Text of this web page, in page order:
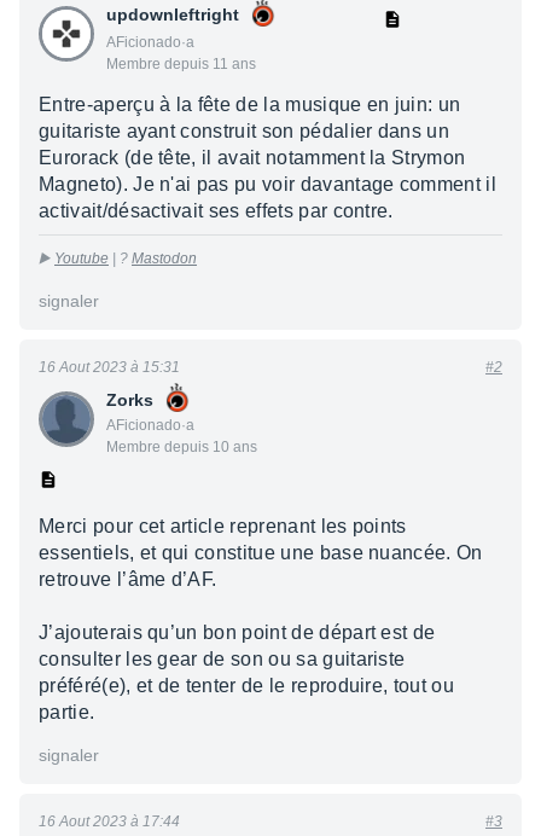
updownleftright
AFicionado·a
Membre depuis 11 ans
Entre-aperçu à la fête de la musique en juin: un
guitariste ayant construit son pédalier dans un
Eurorack (de tête, il avait notamment la Strymon
Magneto). Je n'ai pas pu voir davantage comment il
activait/désactivait ses effets par contre.
▶️ Youtube | ? Mastodon
signaler
Zorks
AFicionado·a
Membre depuis 10 ans
16 Aout 2023 à 15:31 #2
Merci pour cet article reprenant les points
essentiels, et qui constitue une base nuancée. On
retrouve l’âme d’AF.
J’ajouterais qu’un bon point de départ est de
consulter les gear de son ou sa guitariste
préféré(e), et de tenter de le reproduire, tout ou
partie.
signaler
16 Aout 2023 à 17:44 #3